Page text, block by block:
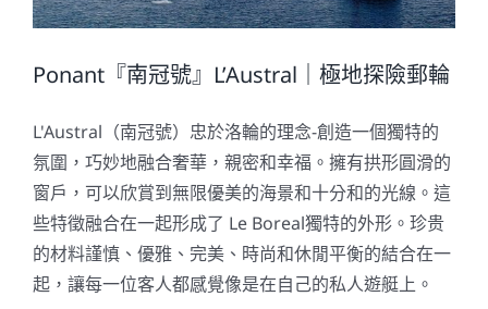
Ponant『南冠號』L’Austral｜極地探險郵輪
L'Austral（南冠號）忠於洛輪的理念-創造一個獨特的
氛圍，巧妙地融合奢華，親密和幸福。擁有拱形圓滑的
窗戶，可以欣賞到無限優美的海景和十分和的光線。這
些特徵融合在一起形成了 Le Boreal獨特的外形。珍贵
的材料謹慎、優雅、完美、時尚和休閒平衡的結合在一
起，讓每一位客人都感覺像是在自己的私人遊艇上。